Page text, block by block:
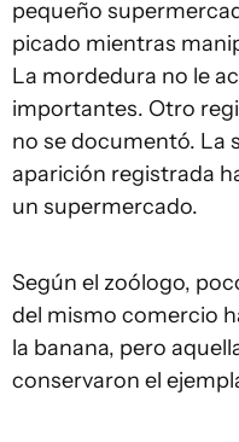
pequeño
picado mientras
La mordedura no le
importantes. Otro
no se documentó. La
aparición registrada
un supermercado.
Según el zoólogo,
del mismo comercio
la banana, pero
conservaron el